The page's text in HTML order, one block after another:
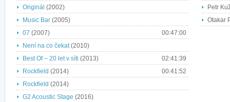
Originál (2002)
Music Bar (2005)
07 (2007)
00:47:00
Není na co čekat(2010)
Best Of – 20 let v síti (2013)
02:41:39
Rockfield (2014)
00:41:52
Rockfield (2014)
G2 Acoustic Stage (2016)
Petr
Otakar